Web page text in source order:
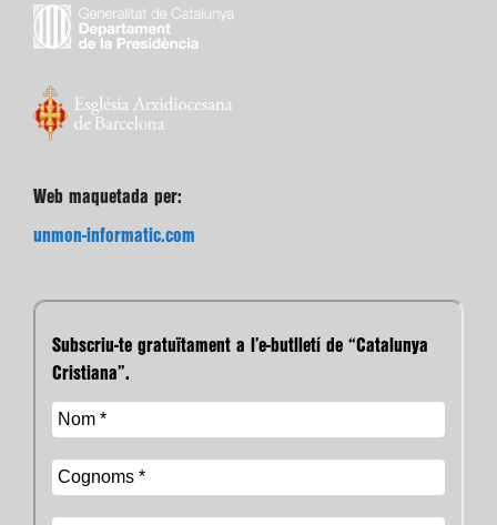
Web maquetada per:
unmon-informatic.com
Subscriu-te gratuïtament a l’e-butlletí de “Catalunya
Cristiana”.